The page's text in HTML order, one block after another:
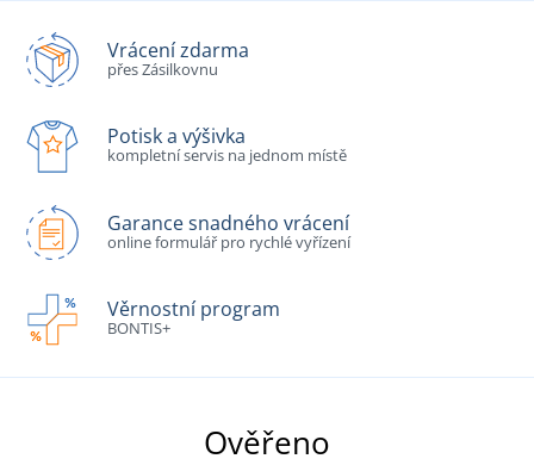
Vrácení zdarma
přes Zásilkovnu
Potisk a výšivka
kompletní servis na jednom místě
Garance snadného vrácení
online formulář pro rychlé vyřízení
Věrnostní program
BONTIS+
Ověřeno